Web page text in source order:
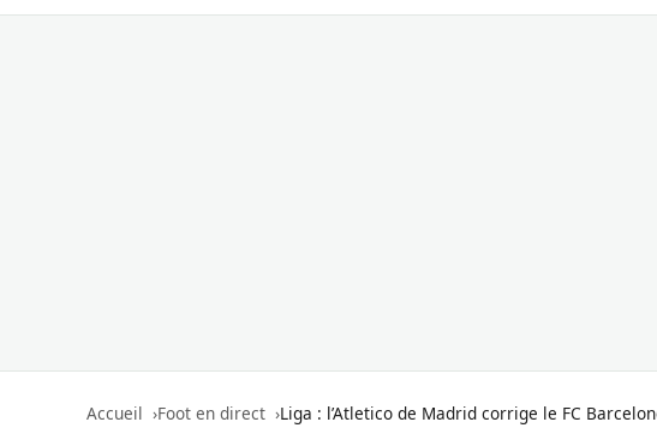
Accueil Foot en direct Liga : l’Atletico de Madrid corrige le FC